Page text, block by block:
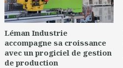
Léman Industrie
accompagne sa croissance
avec un progiciel de gestion
de production